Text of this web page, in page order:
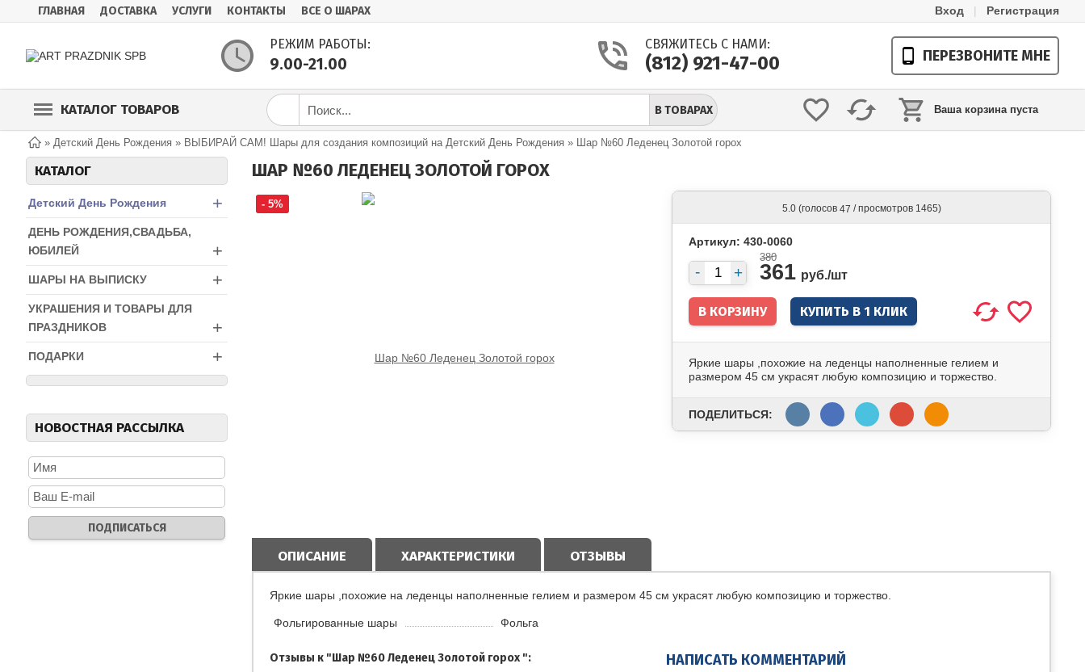
ГЛАВНАЯ ДОСТАВКА УСЛУГИ КОНТАКТЫ ВСЕ О ШАРАХ Вход | Регистрация
РЕЖИМ РАБОТЫ:
9.00-21.00
СВЯЖИТЕСЬ С НАМИ:
(812) 921-47-00 ПЕРЕЗВОНИТЕ МНЕ
КАТАЛОГ ТОВАРОВ Ваша корзина пуста
В ТОВАРАХ
» Детский День Рождения » ВЫБИРАЙ САМ! Шары для создания композиций на Детский День Рождения » Шар №60 Леденец Золотой горох
КАТАЛОГ
Детский День Рождения +
ДЕНЬ РОЖДЕНИЯ,СВАДЬБА,
ЮБИЛЕЙ
+
ШАРЫ НА ВЫПИСКУ +
УКРАШЕНИЯ И ТОВАРЫ ДЛЯ
ПРАЗДНИКОВ
+
ПОДАРКИ +
НОВОСТНАЯ РАССЫЛКА
ШАР №60 ЛЕДЕНЕЦ ЗОЛОТОЙ ГОРОХ
- 5% 5.0 (голосов 47 / просмотров 1465)
Артикул: 430-0060
380
361 руб./шт
КУПИТЬ В 1 КЛИК
Яркие шары ,похожие на леденцы наполненные гелием и
размером 45 см украсят любую композицию и торжество.
ПОДЕЛИТЬСЯ:
ОПИСАНИЕ ХАРАКТЕРИСТИКИ ОТЗЫВЫ
Яркие шары ,похожие на леденцы наполненные гелием и размером 45 см украсят любую композицию и торжество.
Фольгированные шары Фольга
Отзывы к "Шар №60 Леденец Золотой горох ": НАПИСАТЬ КОММЕНТАРИЙ